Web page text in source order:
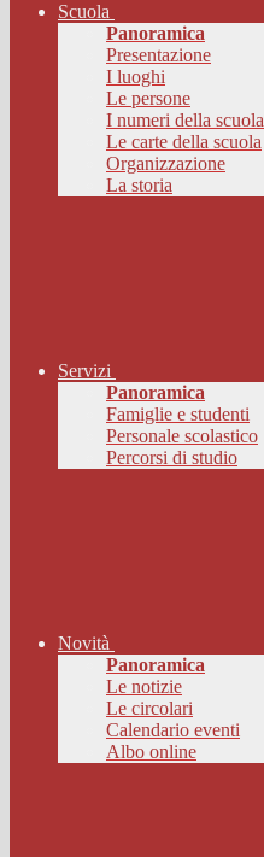
Scuola
Panoramica
Presentazione
I luoghi
Le persone
I numeri della scuola
Le carte della scuola
Organizzazione
La storia
Servizi
Panoramica
Famiglie e studenti
Personale scolastico
Percorsi di studio
Novità
Panoramica
Le notizie
Le circolari
Calendario eventi
Albo online